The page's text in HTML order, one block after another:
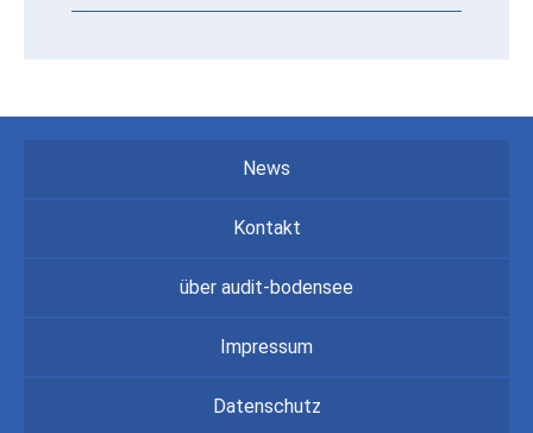
News
Kontakt
über audit-bodensee
Impressum
Datenschutz